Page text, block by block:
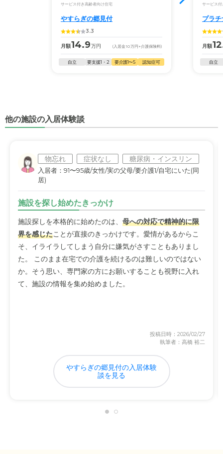
サービス付き高齢者向け住宅
やすらぎの郷見付
3.3
月額14.9万円 (入居金10万円 +介護保険料)
自立 要支援1・2 要介護1〜5 認知症可
サービス付
プラ
月額
自立
他の施設の入居体験談
物忘れ 症状なし 糖尿病・インスリン
入居者：91〜95歳/女性/実の父母/要介護1/自宅にいた(同
居)
施設を探し始めたきっかけ
施設探しを本格的に始めたのは、 母への対応で精神的に限
界を感じたことが直接のきっかけです。愛情があるからこ
そ、イライラしてしまう自分に嫌気がさすこともありまし
た。 このまま在宅での介護を続けるのは難しいのではない
か。そう思い、専門家の方にお願いすることも視野に入れ
て、施設の情報を集め始めました。
投稿日時：2026/02/27
執筆者：高橋 裕二
やすらぎの郷見付の入居体験
談を見る